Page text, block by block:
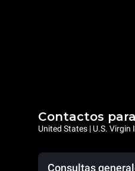
Contactos
United States | U.S. Virgin
Consultas